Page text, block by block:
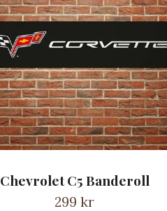
Chevrolet C5 Banderoll
299 kr